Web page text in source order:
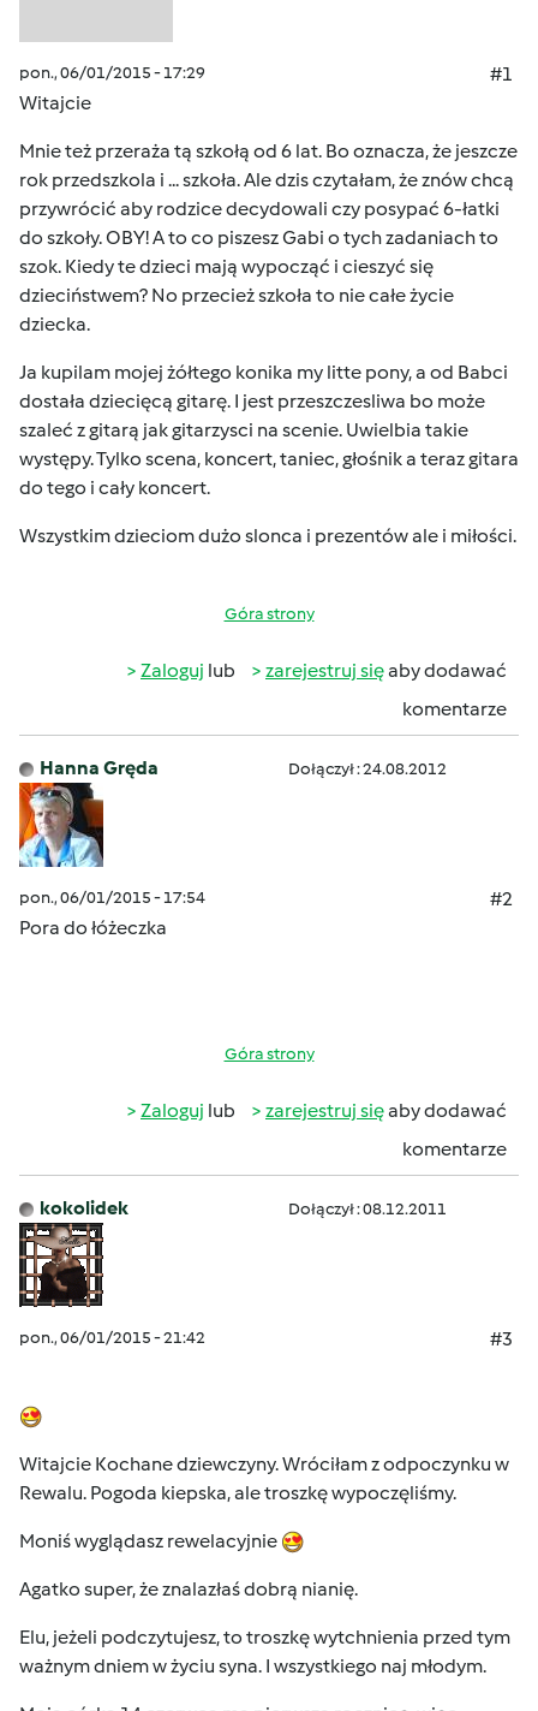
pon., 06/01/2015 - 17:29
#1
Witajcie
Mnie też przeraża tą szkołą od 6 lat. Bo oznacza, że jeszcze
rok przedszkola i ... szkoła. Ale dzis czytałam, że znów chcą
przywrócić aby rodzice decydowali czy posypać 6-łatki
do szkoły. OBY! A to co piszesz Gabi o tych zadaniach to
szok. Kiedy te dzieci mają wypocząć i cieszyć się
dzieciństwem? No przecież szkoła to nie całe życie
dziecka.
Ja kupilam mojej żółtego konika my litte pony, a od Babci
dostała dziecięcą gitarę. I jest przeszczesliwa bo może
szaleć z gitarą jak gitarzysci na scenie. Uwielbia takie
występy. Tylko scena, koncert, taniec, głośnik a teraz gitara
do tego i cały koncert.
Wszystkim dzieciom dużo slonca i prezentów ale i miłości.
Góra strony
Zaloguj lub zarejestruj sięaby dodawać
komentarze
Hanna Gręda Dołączył : 24.08.2012
pon., 06/01/2015 - 17:54
#2
Pora do łóżeczka
Góra strony
Zaloguj lub zarejestruj sięaby dodawać
komentarze
kokolidek Dołączył : 08.12.2011
pon., 06/01/2015 - 21:42 #3
Witajcie Kochane dziewczyny. Wróciłam z odpoczynku w
Rewalu. Pogoda kiepska, ale troszkę wypoczęliśmy.
Moniś wyglądasz rewelacyjnie
Agatko super, że znalazłaś dobrą nianię.
Elu, jeżeli podczytujesz, to troszkę wytchnienia przed tym
ważnym dniem w życiu syna. I wszystkiego naj młodym.